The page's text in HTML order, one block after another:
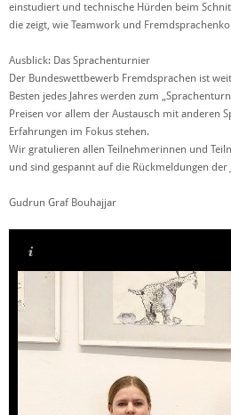
einstudiert und technische Hürden beim
die zeigt, wie Teamwork und
Ausblick: Das Sprachenturnier
Der Bundeswettbewerb Fremdsprachen ist
Besten jedes Jahres werden zum
Preisen vor allem der Austausch mit anderen
Erfahrungen im Fokus stehen.
Wir gratulieren allen Teilnehmerinnen und
und sind gespannt auf die Rückmeldungen der
Gudrun Graf Bouhajjar